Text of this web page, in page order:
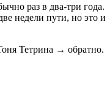
раз в два-три
недели пути, но это и
Тетрина → обратно.